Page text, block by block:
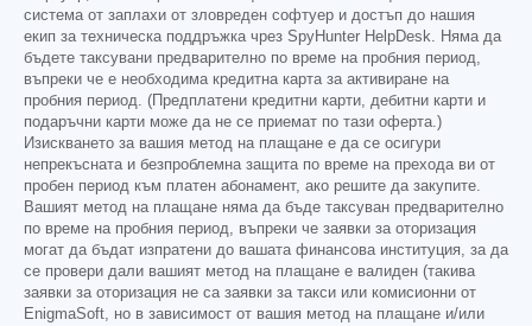
система от заплахи от зловреден софтуер и достъп до нашия
екип за техническа поддръжка чрез SpyHunter HelpDesk. Няма да
бъдете таксувани предварително по време на пробния период,
въпреки че е необходима кредитна карта за активиране на
пробния период. (Предплатени кредитни карти, дебитни карти и
подаръчни карти може да не се приемат по тази оферта.)
Изискването за вашия метод на плащане е да се осигури
непрекъсната и безпроблемна защита по време на прехода ви от
пробен период към платен абонамент, ако решите да закупите.
Вашият метод на плащане няма да бъде таксуван предварително
по време на пробния период, въпреки че заявки за оторизация
могат да бъдат изпратени до вашата финансова институция, за да
се провери дали вашият метод на плащане е валиден (такива
заявки за оторизация не са заявки за такси или комисионни от
EnigmaSoft, но в зависимост от вашия метод на плащане и/или